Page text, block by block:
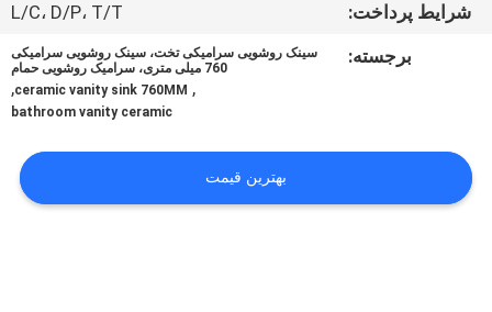
اخبار
شرایط پرداخت:
L/C، D/P، T/T
برجسته:
سینک روشویی سرامیکی تخت، سینک روشویی سرامیکی
760 میلی متری، سرامیک روشویی حمام
,
ceramic vanity sink 760MM
,
bathroom vanity ceramic
بهترین قیمت